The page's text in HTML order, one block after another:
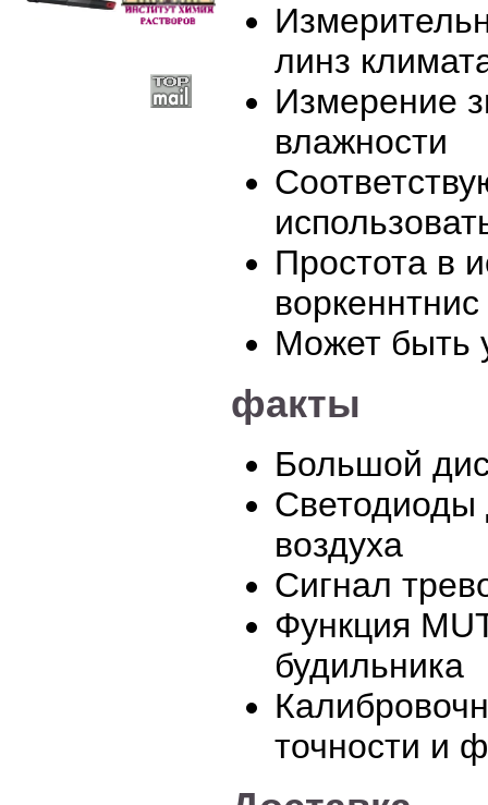
линз
Измерение
влажности
Простота в
воркеннтнис
Может быть
факты
Большой
Светодиоды
воздуха
Сигнал
Функция
будильника
точности и